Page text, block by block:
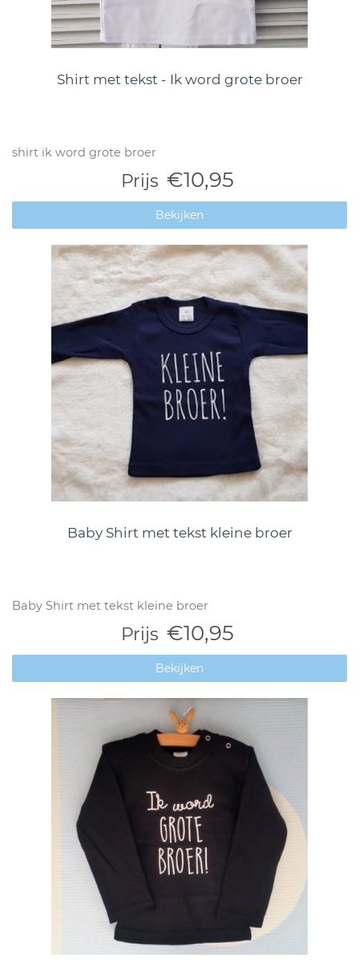
Shirt met tekst - Ik word grote broer
shirt ik word grote broer
Prijs €10,95
Bekijken
Baby Shirt met tekst kleine broer
Baby Shirt met tekst kleine broer
Prijs €10,95
Bekijken